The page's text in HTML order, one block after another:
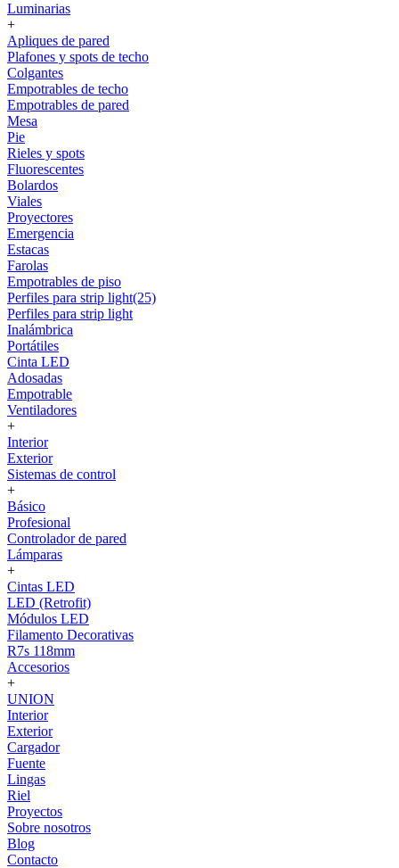
Luminarias
+
Apliques de pared
Plafones y spots de techo
Colgantes
Empotrables de techo
Empotrables de pared
Mesa
Pie
Rieles y spots
Fluorescentes
Bolardos
Viales
Proyectores
Emergencia
Estacas
Farolas
Empotrables de piso
Perfiles para strip light(25)
Perfiles para strip light
Inalámbrica
Portátiles
Cinta LED
Adosadas
Empotrable
Ventiladores
+
Interior
Exterior
Sistemas de control
+
Básico
Profesional
Controlador de pared
Lámparas
+
Cintas LED
LED (Retrofit)
Módulos LED
Filamento Decorativas
R7s 118mm
Accesorios
+
UNION
Interior
Exterior
Cargador
Fuente
Lingas
Riel
Proyectos
Sobre nosotros
Blog
Contacto